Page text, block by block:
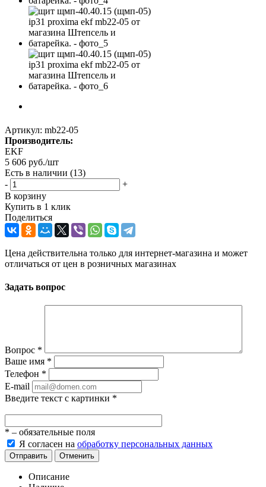
Артикул: mb22-05
Производитель:
EKF
5 606 руб./шт
Есть в наличии (13)
-
+
В корзину
Купить в 1 клик
Поделиться
Цена действительна только для интернет-магазина и может
отличаться от цен в розничных магазинах
Задать вопрос
Вопрос *
Ваше имя *
Телефон *
E-mail
Введите текст с картинки *
* – обязательные поля
Я согласен на обработку персональных данных
Отправить Отменить
Описание